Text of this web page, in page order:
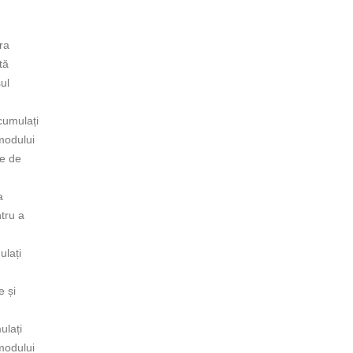
de
a
și